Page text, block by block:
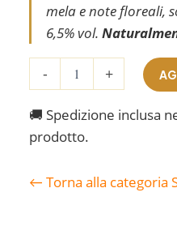
mela e note floreali,
6,5% vol.
-
HOUR
33cl
(sidro
di
quantità
+
🚚 Spedizione inclusa
prodotto.
← Torna alla categoria